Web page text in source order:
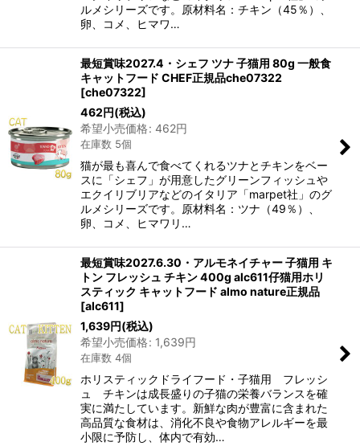
ルメシリーズです。原材料名：チキン（45％）、
卵、コメ、ヒマワ…
最短賞味2027.4・シェフ ツナ 子猫用 80g 一般食
キャットフード CHEF正規品che07322
[che07322]
462円(税込)
希望小売価格: 462円
在庫数 5個
猫が最も喜んで食べてくれるツナとチキンをベー
スに「シェフ」が用意したグリーンフィッシュや
エクイリブリアなどのイタリア「marpet社」のグ
ルメシリーズです。原材料名：ツナ（49％）、
卵、コメ、ヒマワリ…
最短賞味2027.6.30・アルモネイチャー 子猫用 キ
トン フレッシュ チキン 400g alc611仔猫用ホリ
スティック キャットフード almo nature正規品
[alc611]
1,639円(税込)
希望小売価格: 1,639円
在庫数 4個
ホリスティックドライフード・子猫用 フレッシ
ュ チキンは成長盛りの子猫の栄養バランスを確
実に満たしています。新鮮な肉が豊富に含まれた
高品質な食材は、消化不良や食物アレルギーを最
小限に予防し、体内で有効…